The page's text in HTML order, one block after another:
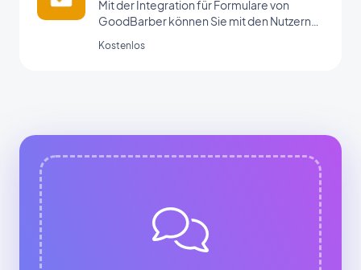
Mit der Integration für Formulare von
GoodBarber können Sie mit den Nutzern
Kostenlos